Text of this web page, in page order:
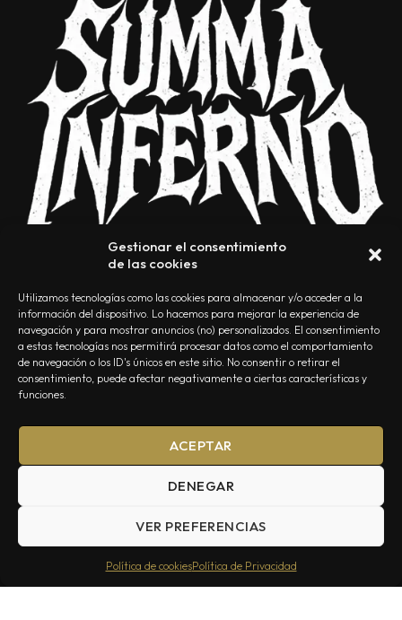
Gestionar el consentimiento
de las cookies
Utilizamos tecnologías como las cookies para almacenar y/o acceder a la
información del dispositivo. Lo hacemos para mejorar la experiencia de
navegación y para mostrar anuncios (no) personalizados. El consentimiento
a estas tecnologías nos permitirá procesar datos como el comportamiento
de navegación o los ID's únicos en este sitio. No consentir o retirar el
consentimiento, puede afectar negativamente a ciertas características y
funciones.
ACEPTAR
DENEGAR
VER PREFERENCIAS
Política de cookiesPolítica de Privacidad
NOSOTROS CONTACTO EDITORIAL POLÍTICA DE PRIVACIDAD
Summa Inferno — Todos los Derechos Reservados © 2026